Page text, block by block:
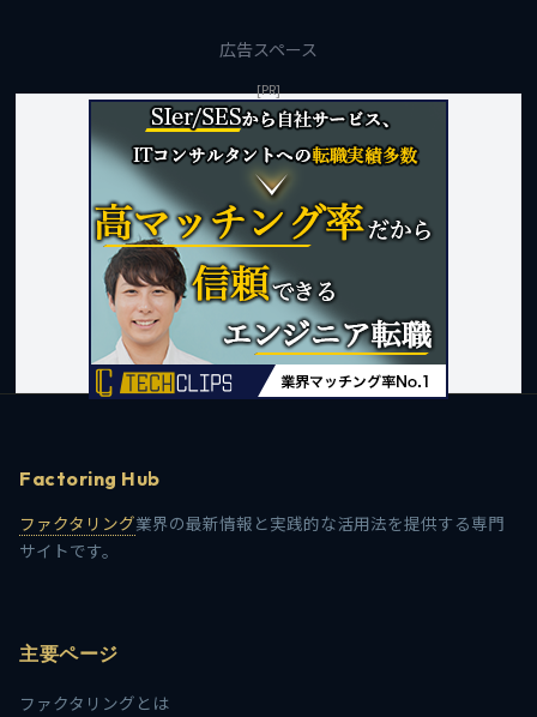
広告スペース
[PR]
Factoring Hub
ファクタリング業界の最新情報と実践的な活用法を提供する専門
サイトです。
主要ページ
ファクタリングとは